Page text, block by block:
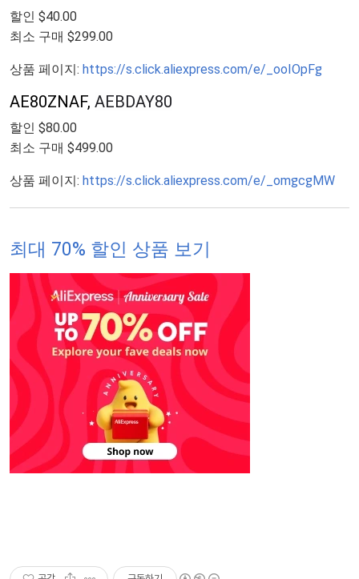
할인 $40.00
최소 구매 $299.00
상품 페이지: https://s.click.aliexpress.com/e/_ooIOpFg
AE80ZNAF, AEBDAY80
할인 $80.00
최소 구매 $499.00
상품 페이지: https://s.click.aliexpress.com/e/_omgcgMW
최대 70% 할인 상품 보기